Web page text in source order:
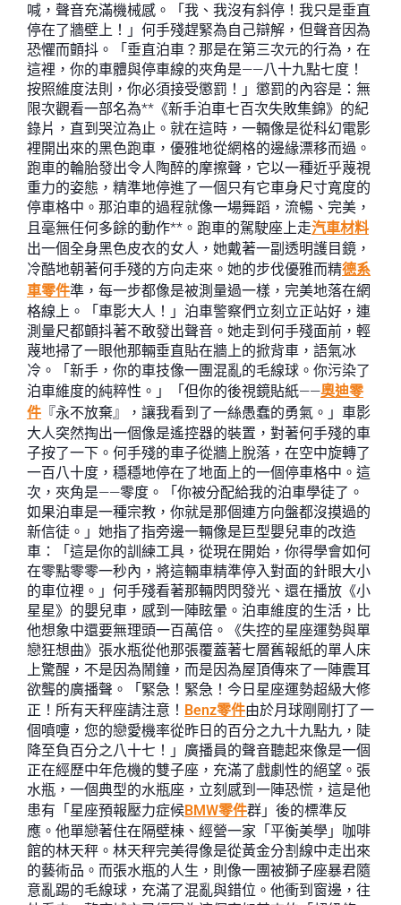
喊，聲音充滿機械感。「我、我沒有斜停！我只是垂直
停在了牆壁上！」何手殘趕緊為自己辯解，但聲音因為
恐懼而顫抖。「垂直泊車？那是在第三次元的行為，在
這裡，你的車體與停車線的夾角是——八十九點七度！
按照維度法則，你必須接受懲罰！」懲罰的內容是：無
限次觀看一部名為**《新手泊車七百次失敗集錦》的紀
錄片，直到哭泣為止。就在這時，一輛像是從科幻電影
裡開出來的黑色跑車，優雅地從網格的邊緣漂移而過。
跑車的輪胎發出令人陶醉的摩擦聲，它以一種近乎蔑視
重力的姿態，精準地停進了一個只有它車身尺寸寬度的
停車格中。那泊車的過程就像一場舞蹈，流暢、完美，
且毫無任何多餘的動作**。跑車的駕駛座上走汽車材料
出一個全身黑色皮衣的女人，她戴著一副透明護目鏡，
冷酷地朝著何手殘的方向走來。她的步伐優雅而精德系
車零件準，每一步都像是被測量過一樣，完美地落在網
格線上。「車影大人！」泊車警察們立刻立正站好，連
測量尺都顫抖著不敢發出聲音。她走到何手殘面前，輕
蔑地掃了一眼他那輛垂直貼在牆上的掀背車，語氣冰
冷。「新手，你的車技像一團混亂的毛線球。你污染了
泊車維度的純粹性。」「但你的後視鏡貼紙——奧迪零
件 『永不放棄』，讓我看到了一絲愚蠢的勇氣。」車影
大人突然掏出一個像是遙控器的裝置，對著何手殘的車
子按了一下。何手殘的車子從牆上脫落，在空中旋轉了
一百八十度，穩穩地停在了地面上的一個停車格中。這
次，夾角是——零度。「你被分配給我的泊車學徒了。
如果泊車是一種宗教，你就是那個連方向盤都沒摸過的
新信徒。」她指了指旁邊一輛像是巨型嬰兒車的改造
車：「這是你的訓練工具，從現在開始，你得學會如何
在零點零零一秒內，將這輛車精準停入對面的針眼大小
的車位裡。」何手殘看著那輛閃閃發光、還在播放《小
星星》的嬰兒車，感到一陣眩暈。泊車維度的生活，比
他想象中還要無理頭一百萬倍。《失控的星座運勢與單
戀狂想曲》張水瓶從他那張覆蓋著七層舊報紙的單人床
上驚醒，不是因為鬧鐘，而是因為屋頂傳來了一陣震耳
欲聾的廣播聲。「緊急！緊急！今日星座運勢超級大修
正！所有天秤座請注意！ Benz零件由於月球剛剛打了一
個噴嚏，您的戀愛機率從昨日的百分之九十九點九，陡
降至負百分之八十七！」廣播員的聲音聽起來像是一個
正在經歷中年危機的雙子座，充滿了戲劇性的絕望。張
水瓶，一個典型的水瓶座，立刻感到一陣恐慌，這是他
患有「星座預報壓力症候BMW零件群」後的標準反
應。他單戀著住在隔壁棟、經營一家「平衡美學」咖啡
館的林天秤。林天秤完美得像是從黃金分割線中走出來
的藝術品。而張水瓶的人生，則像一團被獅子座暴君隨
意亂踢的毛線球，充滿了混亂與錯位。他衝到窗邊，往